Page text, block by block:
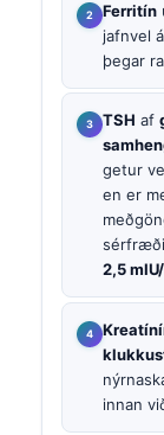
Ferritín
jafnvel
þegar
TSH af
getur
en er
2,5
innan